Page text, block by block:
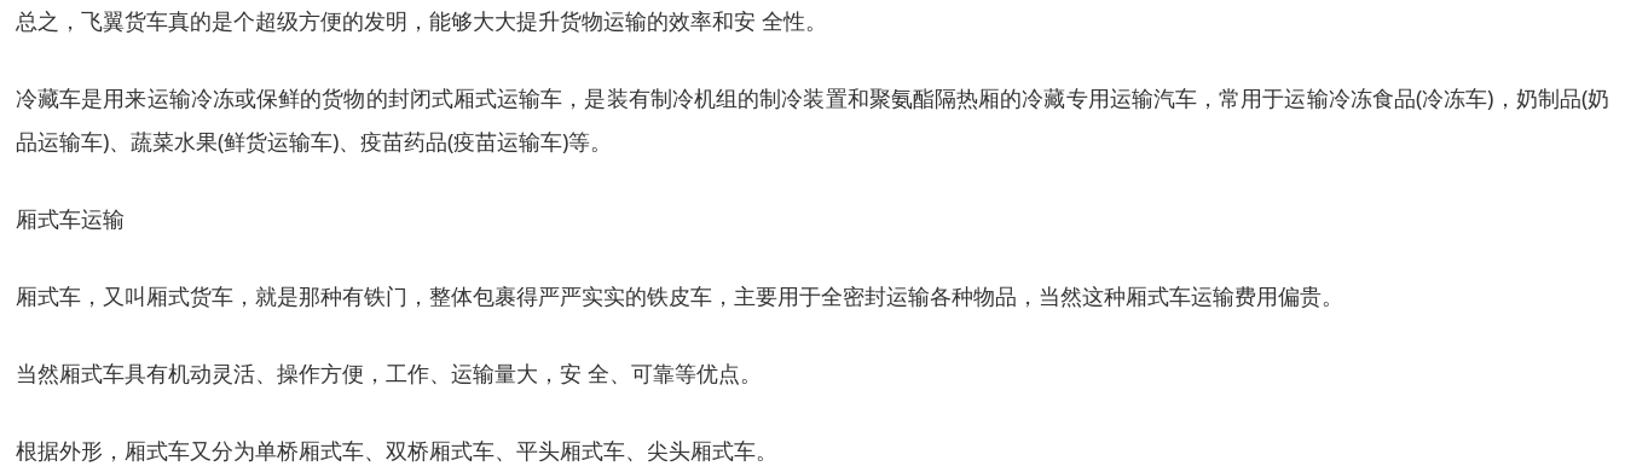
总之，飞翼货车真的是个超级方便的发明，能够大大提升货物运输的效率和安 全性。
冷藏车是用来运输冷冻或保鲜的货物的封闭式厢式运输车，是装有制冷机组的制冷装置和聚氨酯隔热厢的冷藏专用运输汽车，常用于运输冷冻食品(冷冻车)，奶制品(奶
品运输车)、蔬菜水果(鲜货运输车)、疫苗药品(疫苗运输车)等。
厢式车运输
厢式车，又叫厢式货车，就是那种有铁门，整体包裹得严严实实的铁皮车，主要用于全密封运输各种物品，当然这种厢式车运输费用偏贵。
当然厢式车具有机动灵活、操作方便，工作、运输量大，安 全、可靠等优点。
根据外形，厢式车又分为单桥厢式车、双桥厢式车、平头厢式车、尖头厢式车。